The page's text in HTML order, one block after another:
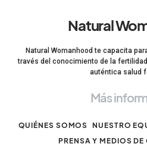
Natural
Natural Womanhood te capacita
través del conocimiento de la
auténtica salud
Más
QUIÉNES SOMOS NUESTRO
PRENSA Y MEDIOS